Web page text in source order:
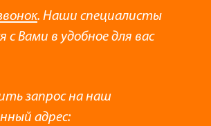
. Наши специалисты
с Вами в удобное для вас
запрос на наш
адрес: